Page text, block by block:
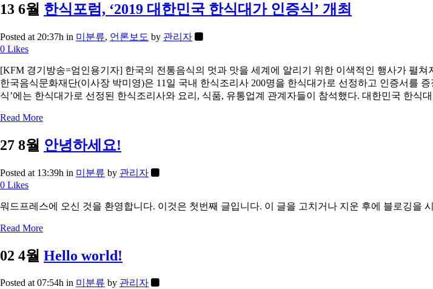
13 6월 한식포럼, ‘2019 대한민국 한식대가 인증식’ 개최
Posted at 20:37h in 미분류, 언론보도 by 관리자
0 Likes
[KFM 경기방송=엄인용기자] 한국의 전통음식의 멋과 맛을 세계에 알리기 위한 이색적인 행사가 펼
한국음식문화재단(이사장 박미영)은 11일 국내 한식조리사 200명을 한식대가로 선정하고 인증서를
식’에는 한식대가로 선정된 한식조리사와 요리, 식품, 유통업계 관계자들이 참석했다. 대한민국 한식
Read More
27 8월 안녕하세요!
Posted at 13:39h in 미분류 by 관리자
0 Likes
워드프레스에 오신 것을 환영합니다. 이것은 첫번째 글입니다. 이 글을 고치거나 지운 후에 블로깅을
Read More
02 4월 Hello world!
Posted at 07:54h in 미분류 by 관리자